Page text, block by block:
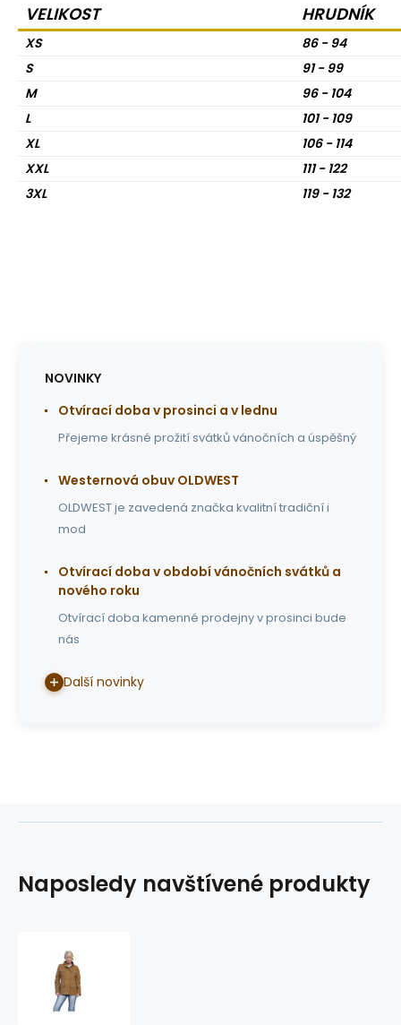
VELIKOST HRUDNÍK
XS
86 - 94
S
91 - 99
M
96 - 104
L
101 - 109
XL
106 - 114
XXL
111 - 122
3XL
119 - 132
NOVINKY
Otvírací doba v prosinci a v lednu
Přejeme krásné prožití svátků vánočních a úspěšný
Westernová obuv OLDWEST
OLDWEST je zavedená značka kvalitní tradiční i
mod
Otvírací doba v období vánočních svátků a
nového roku
Otvírací doba kamenné prodejny v prosinci bude
nás
Další novinky
Naposledy navštívené produkty